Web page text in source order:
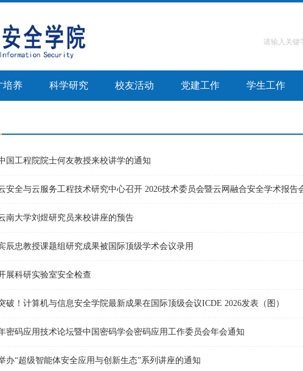
培养 科学研究 校友活动 党建工作 学生工作
国工程院院士何友教授来校讲学的通知
安全与云服务工程技术研究中心召开 2026技术委员会暨云网融合安全学术报告
南大学刘煜研究员来校讲座的预告
辰忠教授课题组研究成果被国际顶级学术会议录用
展科研实验室安全检查
破！计算机与信息安全学院最新成果在国际顶级会议ICDE 2026发表（图）
密码应用技术论坛暨中国密码学会密码应用工作委员会年会通知
办“超级智能体安全应用与创新生态”系列讲座的通知